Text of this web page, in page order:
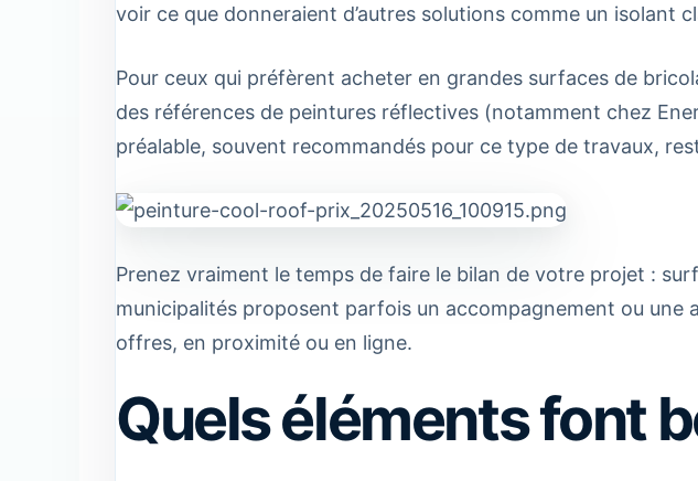
voir ce que donneraient d’autres solutions comme un isolant
Pour ceux qui préfèrent acheter en grandes surfaces de
des références de peintures réflectives (notamment chez
préalable, souvent recommandés pour ce type de travaux,
Prenez vraiment le temps de faire le bilan de votre projet :
municipalités proposent parfois un accompagnement ou
offres, en proximité ou en ligne.
Quels éléments font